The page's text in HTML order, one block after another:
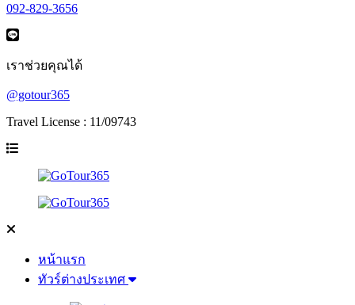
092-829-3656
เราช่วยคุณได้
@gotour365
Travel License : 11/09743
หน้าแรก
ทัวร์ต่างประเทศ